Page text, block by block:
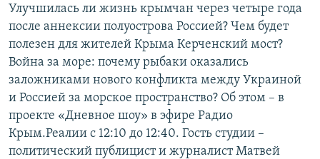
Улучшилась ли жизнь крымчан через четыре года
после аннексии полуострова Россией? Чем будет
полезен для жителей Крыма Керченский мост?
Война за море: почему рыбаки оказались
заложниками нового конфликта между Украиной
и Россией за морское пространство? Об этом – в
проекте «Дневное шоу» в эфире Радио
Крым.Реалии с 12:10 до 12:40. Гость студии –
политический публицист и журналист Матвей